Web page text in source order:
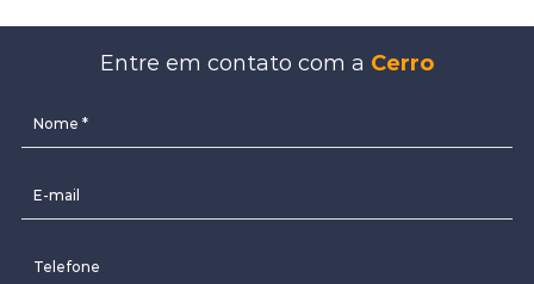
Entre em contato com a Cerro